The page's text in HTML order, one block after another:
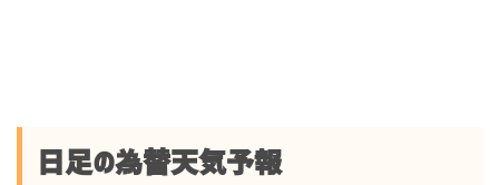
日足の為替天気予報